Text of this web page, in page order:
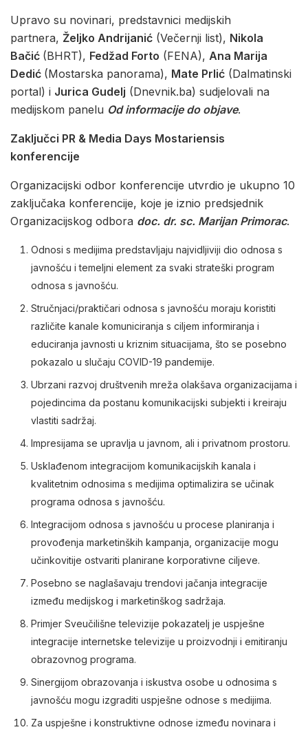
Upravo su novinari, predstavnici medijskih
partnera, Željko Andrijanić (Večernji list), Nikola
Bačić (BHRT), Fedžad Forto (FENA), Ana Marija
Dedić (Mostarska panorama), Mate Prlić (Dalmatinski
portal) i Jurica Gudelj (Dnevnik.ba) sudjelovali na
medijskom panelu Od informacije do objave.
Zaključci PR & Media Days Mostariensis
konferencije
Organizacijski odbor konferencije utvrdio je ukupno 10
zaključaka konferencije, koje je iznio predsjednik
Organizacijskog odbora doc. dr. sc. Marijan Primorac.
Odnosi s medijima predstavljaju najvidljiviji dio odnosa s
javnošću i temeljni element za svaki strateški program
odnosa s javnošću.
Stručnjaci/praktičari odnosa s javnošću moraju koristiti
različite kanale komuniciranja s ciljem informiranja i
educiranja javnosti u kriznim situacijama, što se posebno
pokazalo u slučaju COVID-19 pandemije.
Ubrzani razvoj društvenih mreža olakšava organizacijama i
pojedincima da postanu komunikacijski subjekti i kreiraju
vlastiti sadržaj.
Impresijama se upravlja u javnom, ali i privatnom prostoru.
Usklađenom integracijom komunikacijskih kanala i
kvalitetnim odnosima s medijima optimalizira se učinak
programa odnosa s javnošću.
Integracijom odnosa s javnošću u procese planiranja i
provođenja marketinških kampanja, organizacije mogu
učinkovitije ostvariti planirane korporativne ciljeve.
Posebno se naglašavaju trendovi jačanja integracije
između medijskog i marketinškog sadržaja.
Primjer Sveučilišne televizije pokazatelj je uspješne
integracije internetske televizije u proizvodnji i emitiranju
obrazovnog programa.
Sinergijom obrazovanja i iskustva osobe u odnosima s
javnošću mogu izgraditi uspješne odnose s medijima.
Za uspješne i konstruktivne odnose između novinara i